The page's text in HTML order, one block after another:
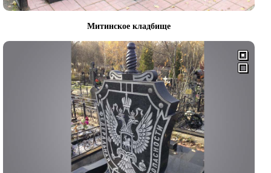
Митинское кладбище